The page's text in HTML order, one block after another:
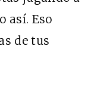
así. Eso
de tus